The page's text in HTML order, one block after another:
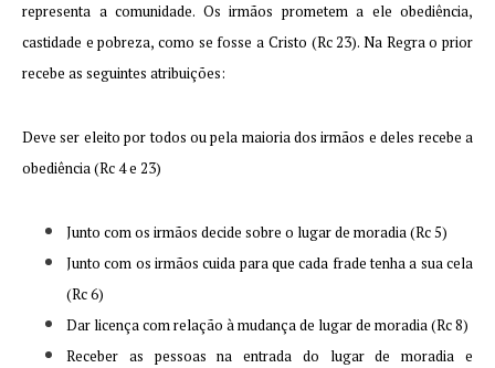
representa a comunidade. Os irmãos prometem a ele obediên­cia,
castidade e pobreza, como se fosse a Cristo (Rc 23). Na Regra o prior
recebe as seguintes atribuições:
Deve ser eleito por todos ou pela maioria dos irmãos e deles recebe a
obediência (Rc 4 e 23)
Junto com os irmãos decide sobre o lugar de moradia (Rc 5)
Junto com os irmãos cuida para que cada frade tenha a sua cela
(Rc 6)
Dar licença com relação à mudança de lugar de moradia (Rc 8)
Receber as pessoas na entrada do lugar de moradia e